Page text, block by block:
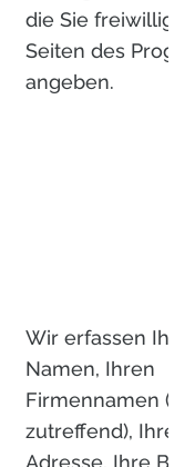
die Sie freiwillig
Seiten des
angeben.
Wir erfassen
Namen, Ihren
Firmennamen
zutreffend), Ihre
Adresse, Ihre